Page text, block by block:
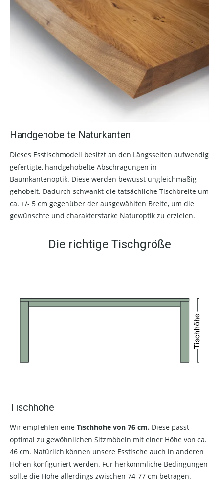
Handgehobelte Naturkanten
Dieses Esstischmodell besitzt an den Längsseiten aufwendig
gefertigte, handgehobelte Abschrägungen in
Baumkantenoptik. Diese werden bewusst ungleichmäßig
gehobelt. Dadurch schwankt die tatsächliche Tischbreite um
ca. +/- 5 cm gegenüber der ausgewählten Breite, um die
gewünschte und charakterstarke Naturoptik zu erzielen.
Die richtige Tischgröße
Tischhöhe
Wir empfehlen eine Tischhöhe von 76 cm. Diese passt
optimal zu gewöhnlichen Sitzmöbeln mit einer Höhe von ca.
46 cm. Natürlich können unsere Esstische auch in anderen
Höhen konfiguriert werden. Für herkömmliche Bedingungen
sollte die Höhe allerdings zwischen 74-77 cm betragen.